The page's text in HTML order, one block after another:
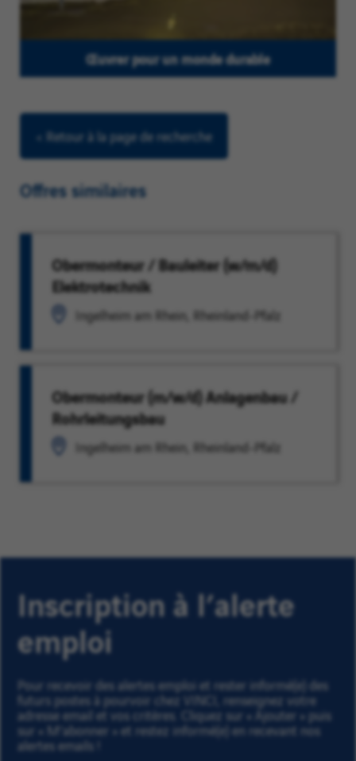
Œuvrer pour un monde durable
< Retour à la page de recherche
Offres similaires
Obermonteur / Bauleiter (w/m/d)
Elektrotechnik
Ingelheim am Rhein, Rheinland-Pfalz
Obermonteur (m/w/d) Anlagenbau /
Rohrleitungsbau
Ingelheim am Rhein, Rheinland-Pfalz
Inscription à l’alerte
emploi
Pour recevoir des alertes emploi et rester informé(e) des
futurs postes à pourvoir chez VINCI, renseignez votre
adresse email et vos critères. Cliquez sur « Ajouter » puis
sur « M'abonner » et restez informé(e) en recevant nos
alertes emails !